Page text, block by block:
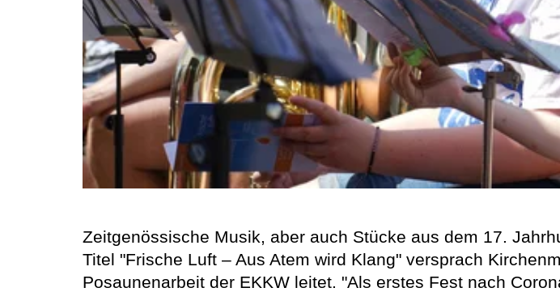
Zeitgenössische Musik, aber auch Stücke aus dem 17.
Titel "Frische Luft – Aus Atem wird Klang" versprach
Posaunenarbeit der EKKW leitet. "Als erstes Fest nach